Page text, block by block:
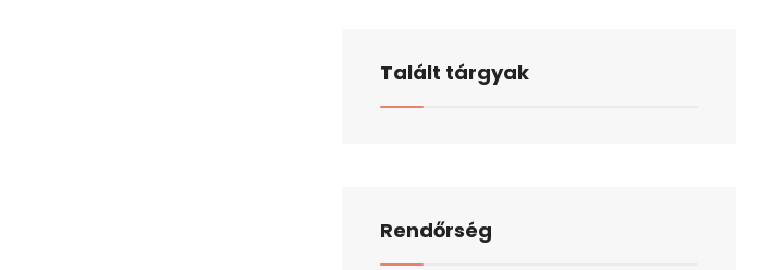
Talált tárgyak
Rendőrség